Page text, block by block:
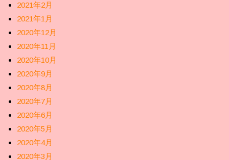
2021年2月
2021年1月
2020年12月
2020年11月
2020年10月
2020年9月
2020年8月
2020年7月
2020年6月
2020年5月
2020年4月
2020年3月